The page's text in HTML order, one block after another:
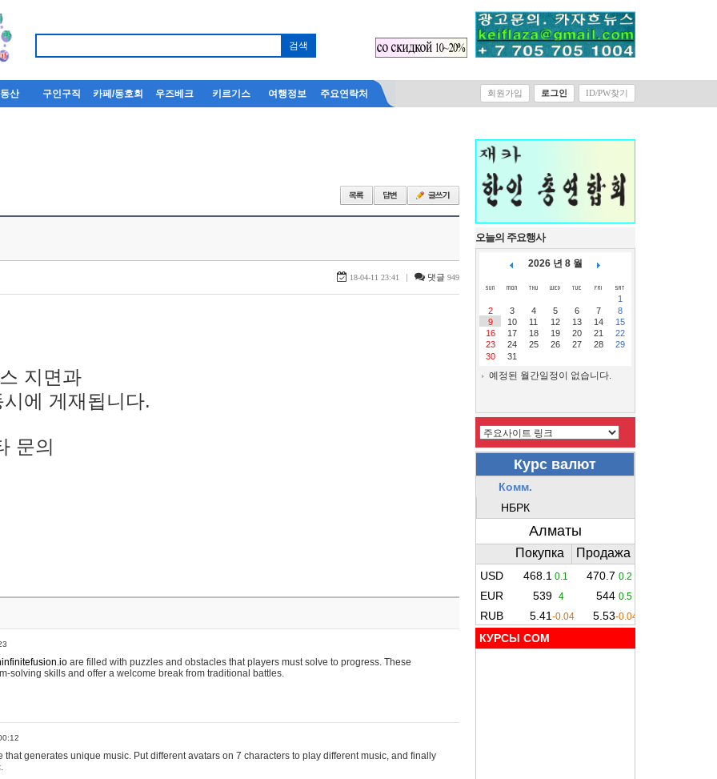
산 구인구직 카페/동호회 우즈베크 키르기스 여행정보 주요연락처 회원가입 로그인 ID/PW찾기
18-04-11 23:41 | 댓글 949
지면과
에 게재됩니다.
문의
are filled with puzzles and obstacles that players must solve to progress. These
solving skills and offer a welcome break from traditional battles.
that generates unique music. Put different avatars on 7 characters to play different music, and finally
오늘의 주요행사
2026 년 8 월
1
2
3 4 5 6 7
8
9
10 11 12 13 14
15
16
17 18 19 20 21
22
23
24 25 26 27 28
29
30
31
예정된 월간일정이 없습니다.
КУРСЫ COM